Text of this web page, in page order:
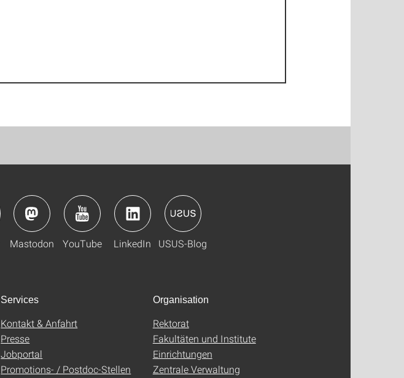
Mastodon YouTube LinkedIn USUS-Blog
Services
Kontakt & Anfahrt
Presse
Jobportal
Promotions- / Postdoc-Stellen
Organisation
Rektorat
Fakultäten und Institute
Einrichtungen
Zentrale Verwaltung